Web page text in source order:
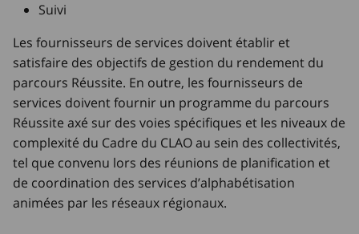
Suivi
Les fournisseurs de services doivent établir et
satisfaire des objectifs de gestion du rendement du
parcours Réussite. En outre, les fournisseurs de
services doivent fournir un programme du parcours
Réussite axé sur des voies spécifiques et les niveaux de
complexité du Cadre du CLAO au sein des collectivités,
tel que convenu lors des réunions de planification et
de coordination des services d’alphabétisation
animées par les réseaux régionaux.